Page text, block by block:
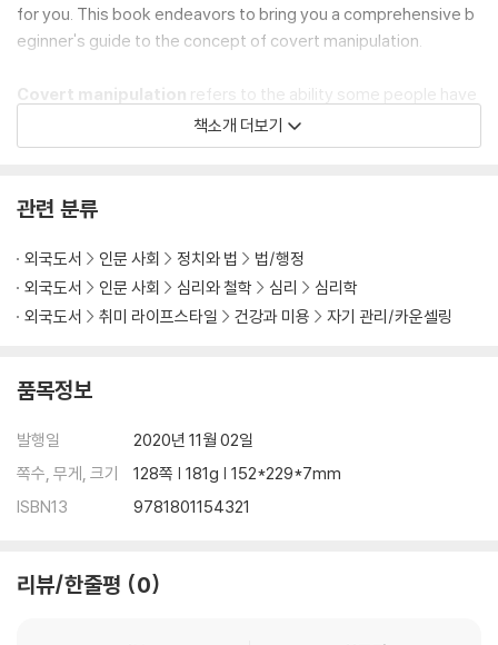
for you. This book endeavors to bring you a comprehensive b
eginner's guide to the concept of covert manipulation.
Covert manipulation refers to the ability some people have
that enables them to secretly and without detection influenc
e the minds of other people. They are able to influence others
to get the results that they want in life. These skills can be cru
you want to develop theability to lead a group of people
They can make or break the difference between getting hired
or rejected if you know how to utilize them effectively.
ed, and more. As you read this book, you will develop skills tha
ty to effortlessly persuade someone to like you, or how to ins
tantly create rapport with a stranger.
initions of other psychological terms, such as empathy and pe
rsuasion
책소개 더보기
관련 분류
외국도서 인문 사회 정치와 법
법/행정
외국도서
인문 사회 심리와 철학 심리
심리학
외국도서
취미 라이프스타일 건강과 미용 자기 관리/카운셀링
품목정보
발행일
2020년 11월 02일
쪽수, 무게, 크기
128쪽 | 181g | 152*229*7mm
ISBN13
9781801154321
리뷰/한줄평 0